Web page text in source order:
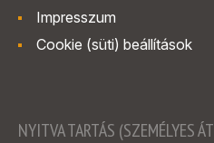
Impresszum
Cookie (süti) beállítások
NYITVA TARTÁS (SZEMÉLYES